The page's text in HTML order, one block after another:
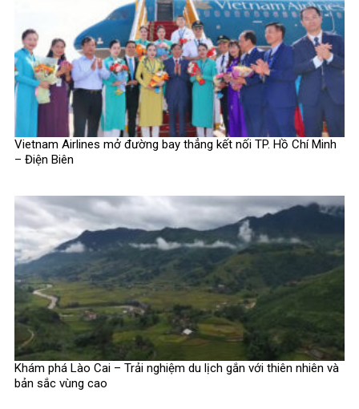
Vietnam Airlines mở đường bay thẳng kết nối TP. Hồ Chí Minh
– Điện Biên
Khám phá Lào Cai – Trải nghiệm du lịch gắn với thiên nhiên và
bản sắc vùng cao